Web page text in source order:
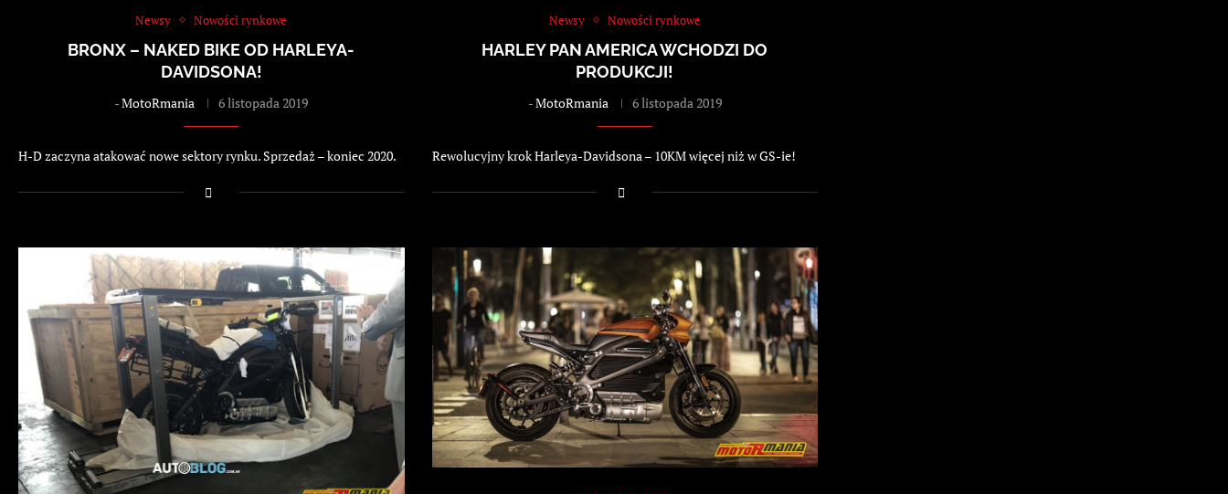
Newsy Nowości rynkowe
BRONX – NAKED BIKE OD HARLEYA-
DAVIDSONA!
-MotoRmania 6 listopada 2019
H-D zaczyna atakować nowe sektory rynku. Sprzedaż – koniec 2020.
Newsy Nowości rynkowe
HARLEY PAN AMERICA WCHODZI DO
PRODUKCJI!
-MotoRmania 6 listopada 2019
Rewolucyjny krok Harleya-Davidsona – 10KM więcej niż w GS-ie!